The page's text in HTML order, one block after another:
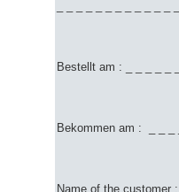
Bestellt am : _ _ _ _ _
Bekommen am : _ _ _
Name of the customer